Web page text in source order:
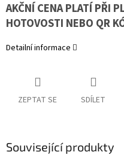
AKČNÍ CENA PLATÍ PŘI
HOTOVOSTI NEBO QR
Detailní informace
ZEPTAT SE SDÍLET
Související produkty